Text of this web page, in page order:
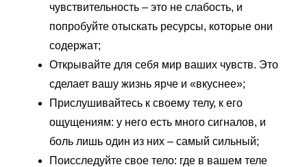
чувствительность – это не слабость, и
попробуйте отыскать ресурсы, которые они
содержат;
Открывайте для себя мир ваших чувств. Это
сделает вашу жизнь ярче и «вкуснее»;
Прислушивайтесь к своему телу, к его
ощущениям: у него есть много сигналов, и
боль лишь один из них – самый сильный;
Поисследуйте свое тело: где в вашем теле